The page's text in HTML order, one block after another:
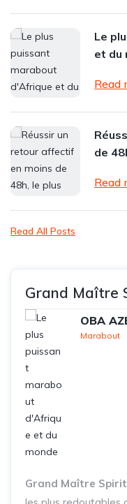
Le
et du
Read
de
Read
Read All Posts
Grand Maître
OBA
Marabout
Grand Maître